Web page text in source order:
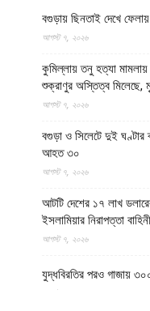
বগুড়ায় ছিনতাই দেখে
আগস্ট ৭, ২০২৬
কুমিল্লায় তনু হত্যা
শুক্রাণুর অস্তিত্ব মিলেছে,
আগস্ট ৭, ২০২৬
বগুড়া ও সিলেটে দুই
আহত ৩০
আগস্ট ৭, ২০২৬
আটটি দেশের ১৭ লাখ
ইসলামিয়ার নিরাপত্তা বাহিনী
আগস্ট ৭, ২০২৬
যুদ্ধবিরতির পরও গাজায়
আগস্ট ৭, ২০২৬